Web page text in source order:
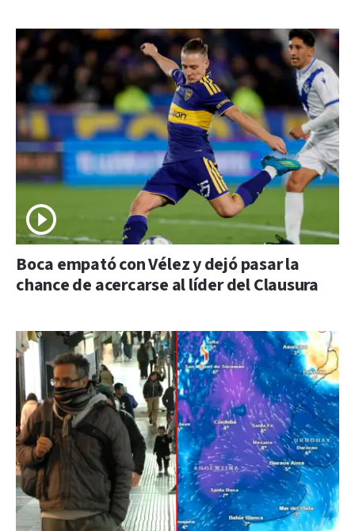
Boca empató con Vélez y dejó pasar la
chance de acercarse al líder del Clausura